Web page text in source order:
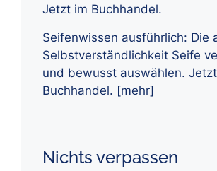
Seifenwissen ausführlich: Die
Selbstverständlichkeit Seife
und bewusst auswählen.
Buchhandel. [mehr]
Nichts verpassen